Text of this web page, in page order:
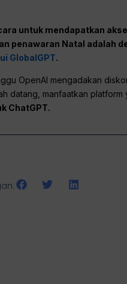
untuk mendapatkan
penawaran Natal adalah
GlobalGPT.
OpenAI mengadakan
datang, manfaatkan platform
ChatGPT.